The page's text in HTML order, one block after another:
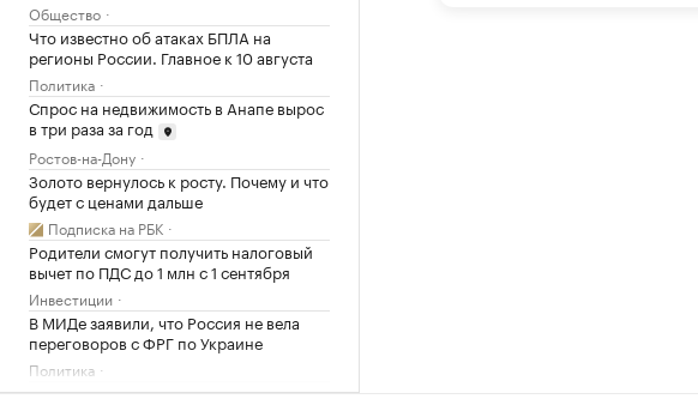
Общество
Что известно об атаках БПЛА на
регионы России. Главное к 10 августа
Политика
Спрос на недвижимость в Анапе вырос
в три раза за год
Ростов-на-Дону
Золото вернулось к росту. Почему и что
будет с ценами дальше
Подписка на РБК
Родители смогут получить налоговый
вычет по ПДС до 1 млн с 1 сентября
Инвестиции
В МИДе заявили, что Россия не вела
переговоров с ФРГ по Украине
Политика
Над Ростовской областью уничтожили